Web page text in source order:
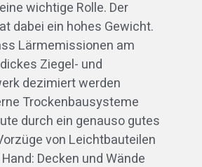
wichtige Rolle. Der
dabei ein hohes Gewicht.
Lärmemissionen am
Ziegel- und
dezimiert werden
Trockenbausysteme
durch ein genauso gutes
von Leichtbauteilen
Decken und Wände